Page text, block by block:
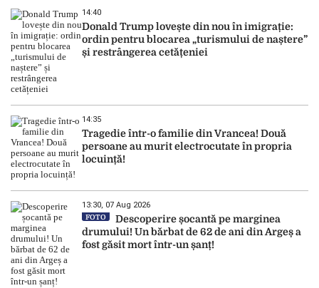
14:40
Donald Trump lovește din nou în imigrație:
ordin pentru blocarea „turismului de naștere”
și restrângerea cetățeniei
14:35
Tragedie într-o familie din Vrancea! Două
persoane au murit electrocutate în propria
locuință!
13:30, 07 Aug 2026
FOTO
Descoperire șocantă pe marginea
drumului! Un bărbat de 62 de ani din Argeș a
fost găsit mort într-un șanț!